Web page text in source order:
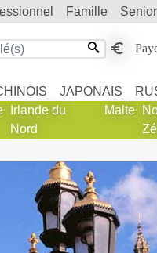
famille senior
JAPONAIS
Irlande du
Nord
Malte